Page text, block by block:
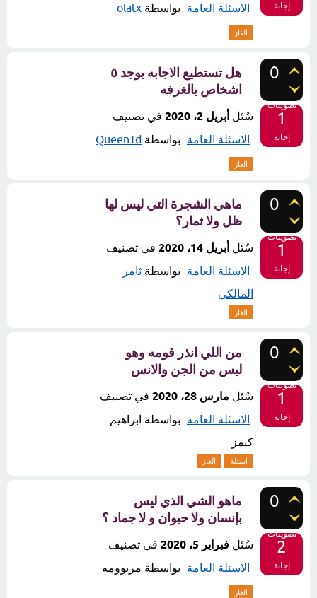
إجابة
الاسئلة العامة
بواسطة olatx
الغاز
0
تصويتات
1
إجابة
هل تستطيع الاجابه يوجد ٥
اشخاص بالغرفه
سُئل أبريل 2، 2020
في تصنيف
الاسئلة العامة
بواسطة QueenTd
الغاز
0
تصويتات
1
إجابة
ماهي الشجرة التي ليس لها
ظل ولا ثمار؟
سُئل أبريل 14، 2020
في تصنيف
الاسئلة العامة
بواسطة ثامر
المالكي
الغاز
0
تصويتات
1
إجابة
من اللي انذر قومه وهو
ليس من الجن والانس
سُئل مارس 28، 2020
في تصنيف
الاسئلة العامة
بواسطة ابراهيم
كيمز
اسئلة الغاز
0
تصويتات
2
إجابة
ماهو الشي الذي ليس
بإنسان ولا حيوان و لا جماد ؟
سُئل فبراير 5، 2020
في تصنيف
الاسئلة العامة
بواسطة مريوومه
الغاز